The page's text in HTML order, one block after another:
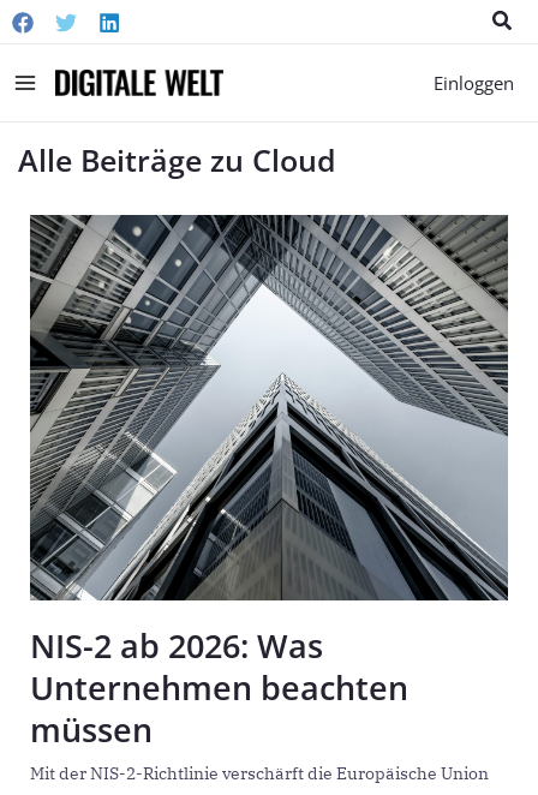
Main
Einloggen
Alle Beiträge zu Cloud
NIS-2 ab 2026: Was
Unternehmen beachten
müssen
Mit der NIS-2-Richtlinie verschärft die Europäische Union